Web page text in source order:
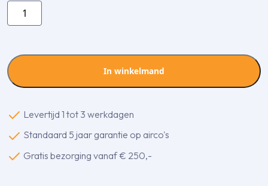
Daikin
Stylish
zilver
aantal
In winkelmand
Levertijd 1 tot 3 werkdagen
Standaard 5 jaar garantie op airco's
Gratis bezorging vanaf € 250,-